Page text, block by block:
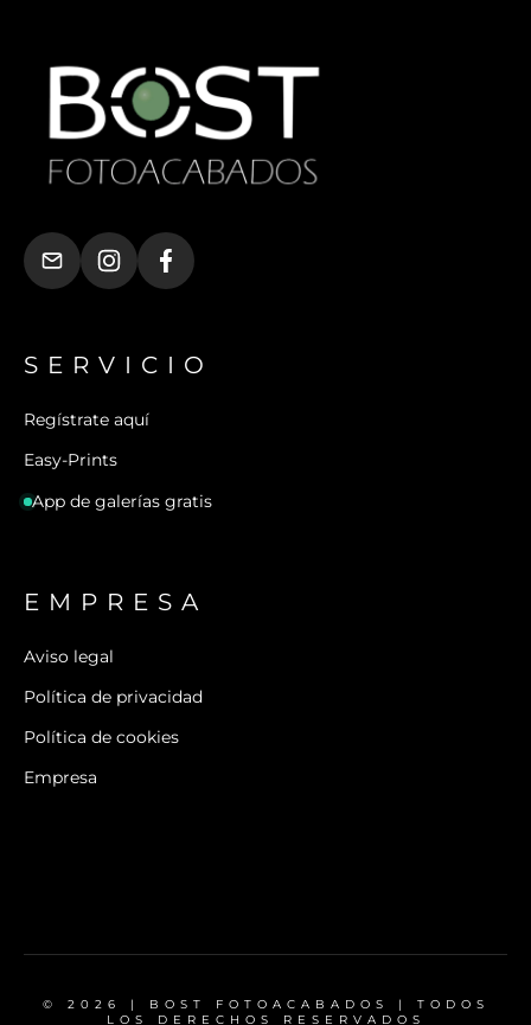
SERVICIO
Regístrate aquí
Easy-Prints
App de galerías gratis
EMPRESA
Aviso legal
Política de privacidad
Política de cookies
Empresa
© 2026 | BOST FOTOACABADOS | TODOS
LOS DERECHOS RESERVADOS